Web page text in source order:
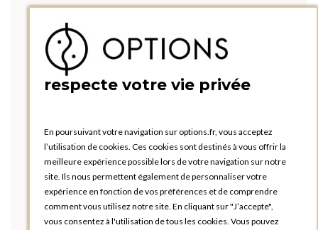
respecte votre vie privée
En poursuivant votre navigation sur options.fr, vous acceptez
l’utilisation de cookies. Ces cookies sont destinés à vous offrir la
meilleure expérience possible lors de votre navigation sur notre
site. Ils nous permettent également de personnaliser votre
expérience en fonction de vos préférences et de comprendre
comment vous utilisez notre site. En cliquant sur "J’accepte",
vous consentez à l'utilisation de tous les cookies. Vous pouvez